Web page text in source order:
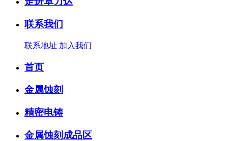
联系我们
联系地址 加入我们
首页
金属蚀刻
精密电铸
金属蚀刻成品区